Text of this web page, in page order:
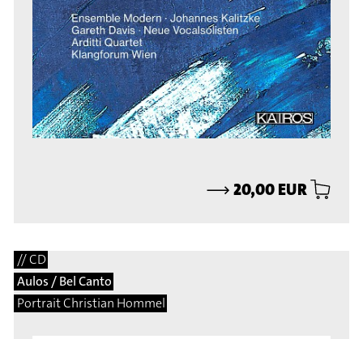
⟶20,00 EUR
// CD
Aulos / Bel Canto
Portrait Christian Hommel